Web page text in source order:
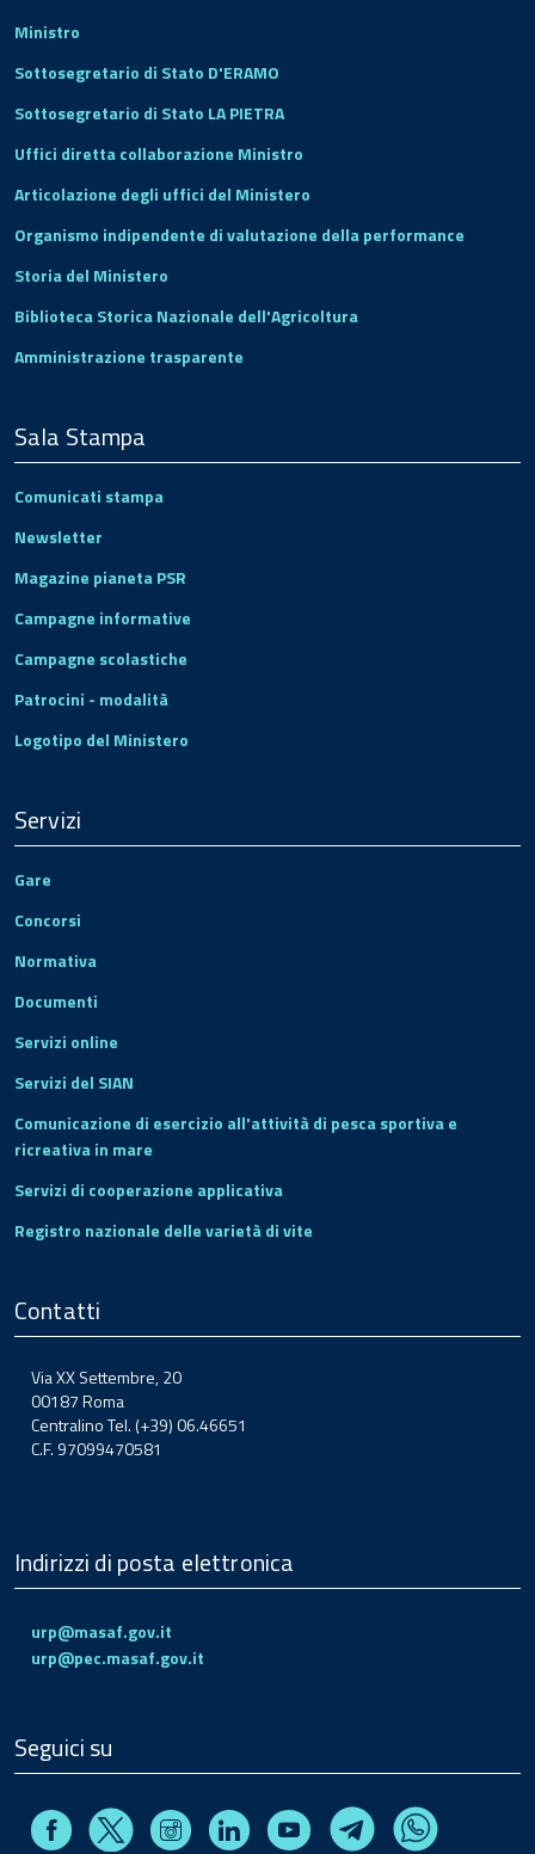
Ministro
Sottosegretario di Stato D'ERAMO
Sottosegretario di Stato LA PIETRA
Uffici diretta collaborazione Ministro
Articolazione degli uffici del Ministero
Organismo indipendente di valutazione della performance
Storia del Ministero
Biblioteca Storica Nazionale dell'Agricoltura
Amministrazione trasparente
Sala Stampa
Comunicati stampa
Newsletter
Magazine pianeta PSR
Campagne informative
Campagne scolastiche
Patrocini - modalità
Logotipo del Ministero
Servizi
Gare
Concorsi
Normativa
Documenti
Servizi online
Servizi del SIAN
Comunicazione di esercizio all'attività di pesca sportiva e
ricreativa in mare
Servizi di cooperazione applicativa
Registro nazionale delle varietà di vite
Contatti
Via XX Settembre, 20
00187 Roma
Centralino Tel. (+39) 06.46651
C.F. 97099470581
Indirizzi di posta elettronica
urp@masaf.gov.it
urp@pec.masaf.gov.it
Seguici su
FacebookX InstagramLinkedin Youtube TelegramWhatsapp